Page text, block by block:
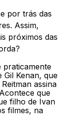
por trás das
Assim,
próximos das
praticamente
Gil Kenan, que
assina
que
filho de Ivan
filmes, na